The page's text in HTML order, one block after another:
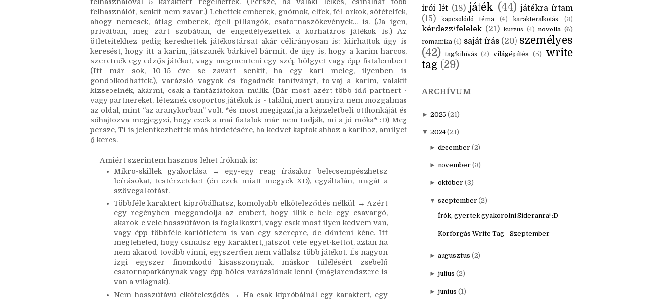
állnak. Anno a Thrillion leáldozása után a Sideran lett a legismertebb tudomásom
szerint.)
Mindenféle karakter bőrébe bújhattok, és akár többet is kipróbálhattok, mert egy
felhasználóval 5 karaktert regelhettek. (Persze, ha valaki lelkes, csinálhat több
felhasználót, senkit nem zavar.) Lehettek emberek, gnómok, elfek, fél-orkok, sötételfek,
ahogy nemesek, átlag emberek, éjjeli pillangók, csatornaszökevények… is. (Ja igen,
privátban, meg zárt szobában, de engedélyezettek a korhatáros játékok is.) Az
ötleteitekhez pedig kereshettek játékostársat akár célirányosan is: kiírhattok úgy is
keresést, hogy itt a karim, játszanék bárkivel bármit, de úgy is, hogy a karim harcos,
szeretnék egy edzős játékot, vagy megmenteni egy szép hölgyet vagy épp fiatalembert
(Itt már sok, 10-15 éve se zavart senkit, ha egy kari meleg, ilyenben is
gondolkodhattok.), varázsló vagyok és fogadnék tanítványt, tolvaj a karim, valakit
kizsebelnék, akármi, csak a fantáziátokon múlik. (Bár most azért több idő partnert -
vagy partnereket, léteznek csoportos játékok is - találni, mert annyira nem mozgalmas
az oldal, mint “az aranykorban” volt. *és most megigazítja a képzeletbeli otthonkáját és
persze, Ti is jelentkezhettek más hirdetésére, ha kedvet kaptok ahhoz a karihoz, amilyet
ő keres.
Amiért szerintem hasznos lehet íróknak is:
Mikro-skillek gyakorlása → egy-egy reag írásakor belecsempészhetsz
leírásokat, testérzeteket (én ezek miatt megyek XD), egyáltalán, magát a
szövegalkotást.
Többféle karaktert kipróbálhatsz, komolyabb elköteleződés nélkül → Azért
egy regényben meggondolja az embert, hogy illik-e bele egy csavargó,
akarok-e vele hosszútávon is foglalkozni, vagy csak most ilyen kedvem van,
vagy épp többféle kariötletem is van egy szerepre, de dönteni kéne. Itt
megteheted, hogy csinálsz egy karaktert, játszol vele egyet-kettőt, aztán ha
nem akarod tovább vinni, egyszerűen nem vállalsz több játékot. És nagyon
izgi egyszer finomkodó kisasszonynak, máskor túlélésért zsebelő
aktuális (6) beszámoló (6) ceruzanyomok (6)
egyperces (13) életjel (23) fanfic (1) fantasy
(10) fordítás (7) gondolatok az írásról (12)
írói lét
(18) játék (44) játékra írtam
(15)
kapcsolódó téma (4) karakteralkotás (3)
kérdezz/felelek
tag/kihívás
tag (29)
2025 (21)
2024 (21)
► december (2)
► november (3)
►október (3)
▼szeptember (2)
► augusztus